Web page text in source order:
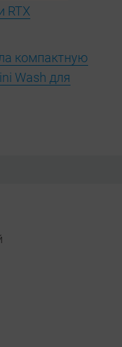
RTX
компактную
Wash для